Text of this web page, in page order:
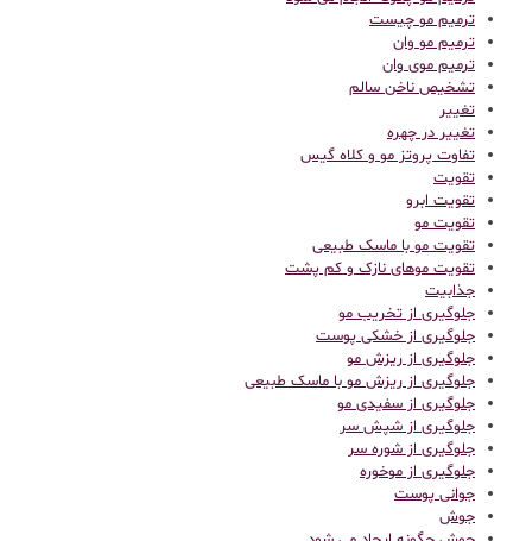
ترمیم مو چیست
ترمیم مو وان
ترمیم موی وان
تشخیص ناخن سالم
تغییر
تغییر در چهره
تفاوت پروتز مو و کلاه گیس
تقویت
تقویت ابرو
تقویت مو
تقویت مو با ماسک طبیعی
تقویت موهای نازک و کم پشت
جذابیت
جلوگیری از تخریب مو
جلوگیری از خشکی پوست
جلوگیری از ریزش مو
جلوگیری از ریزش مو با ماسک طبیعی
جلوگیری از سفیدی مو
جلوگیری از شپش سر
جلوگیری از شوره سر
جلوگیری از موخوره
جوانی پوست
جوش